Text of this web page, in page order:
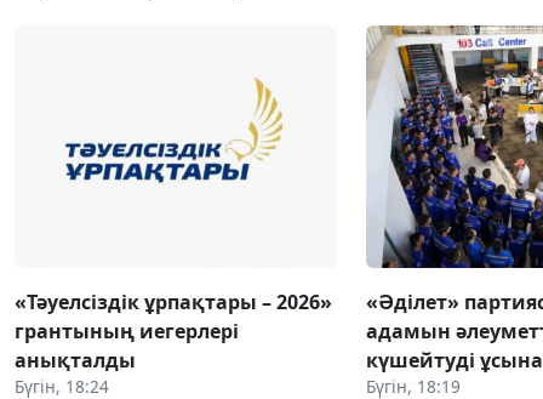
«Тәуелсіздік ұрпақтары – 2026»
грантының иегерлері
анықталды
Бүгін, 18:24
«Әділет»
адамын
күшейтуді
Бүгін, 18:19